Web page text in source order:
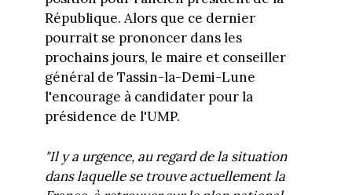
République. Alors que ce dernier
pourrait se prononcer dans les
prochains jours, le maire et conseiller
général de Tassin-la-Demi-Lune
l'encourage à candidater pour la
présidence de l'UMP.
"Il y a urgence, au regard de la situation
dans laquelle se trouve actuellement la